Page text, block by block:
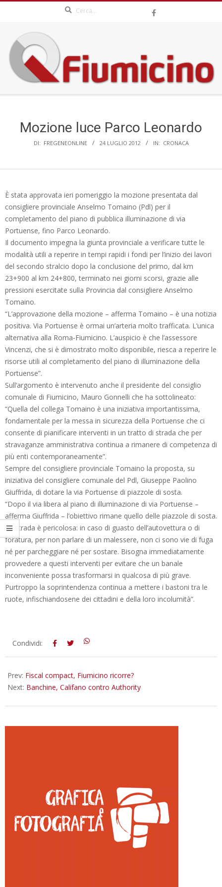
content
QFIUMICINO.COM
Mozione luce Parco Leonardo
DI: FREGENEONLINE 24 LUGLIO 2012 IN: CRONACA
È stata approvata ieri pomeriggio la mozione presentata dal
consigliere provinciale Anselmo Tomaino (Pdl) per il
completamento del piano di pubblica illuminazione di via
Portuense, fino Parco Leonardo.
Il documento impegna la giunta provinciale a verificare tutte le
modalità utili a reperire in tempi rapidi i fondi per l’inizio dei lavori
del secondo stralcio dopo la conclusione del primo, dal km
23+900 al km 24+800, terminato nei giorni scorsi, grazie alle
pressioni esercitate sulla Provincia dal consigliere Anselmo
Tomaino.
“L’approvazione della mozione – afferma Tomaino – è una notizia
positiva. Via Portuense è ormai un’arteria molto trafficata. L’unica
alternativa alla Roma-Fiumicino. L’auspicio è che l’assessore
Vincenzi, che si è dimostrato molto disponibile, riesca a reperire le
risorse utili al completamento del piano di illuminazione della
Portuense”.
Sull’argomento è intervenuto anche il presidente del consiglio
comunale di Fiumicino, Mauro Gonnelli che ha sottolineato:
“Quella del collega Tomaino è una iniziativa importantissima,
fondamentale per la messa in sicurezza della Portuense che ci
consente di pianificare interventi in un tratto di strada che per
stravaganze amministrativa continua a rimanere di competenza di
più enti contemporaneamente”.
Sempre del consigliere provinciale Tomaino la proposta, su
iniziativa del consigliere comunale del Pdl, Giuseppe Paolino
Giuffrida, di dotare la via Portuense di piazzole di sosta.
“Dopo il via libera al piano di illuminazione di via Portuense –
afferma Giuffrida – l’obiettivo rimane quello delle piazzole di sosta.
La strada è pericolosa: in caso di guasto dell’autovettura o di
foratura, per non parlare di un malessere, non ci sono vie di fuga
né per parcheggiare né per sostare. Bisogna immediatamente
provvedere a questi interventi per evitare che un banale
inconveniente possa trasformarsi in qualcosa di più grave.
Purtroppo la soprintendenza continua a mettere i bastoni tra le
ruote, infischiandosene dei cittadini e della loro incolumità”.
2012-
Condividi:
Prev: Fiscal compact, Fiumicino ricorre?
Next: Banchine, Califano contro Authority